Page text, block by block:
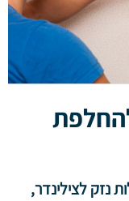
נזק לצילינדר,